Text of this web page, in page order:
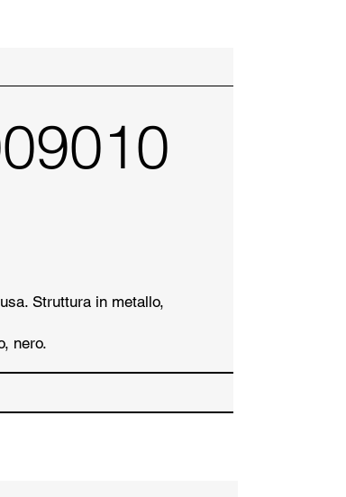
Struttura in metallo,
nero.